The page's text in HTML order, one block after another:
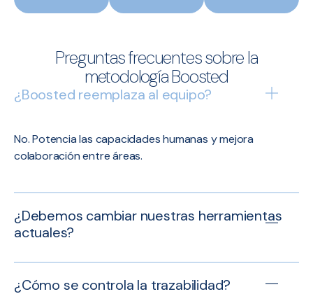
Preguntas frecuentes sobre la
metodología Boosted
¿Boosted reemplaza al equipo?
No. Potencia las capacidades humanas y mejora
colaboración entre áreas.
¿Debemos cambiar nuestras herramientas
actuales?
¿Cómo se controla la trazabilidad?